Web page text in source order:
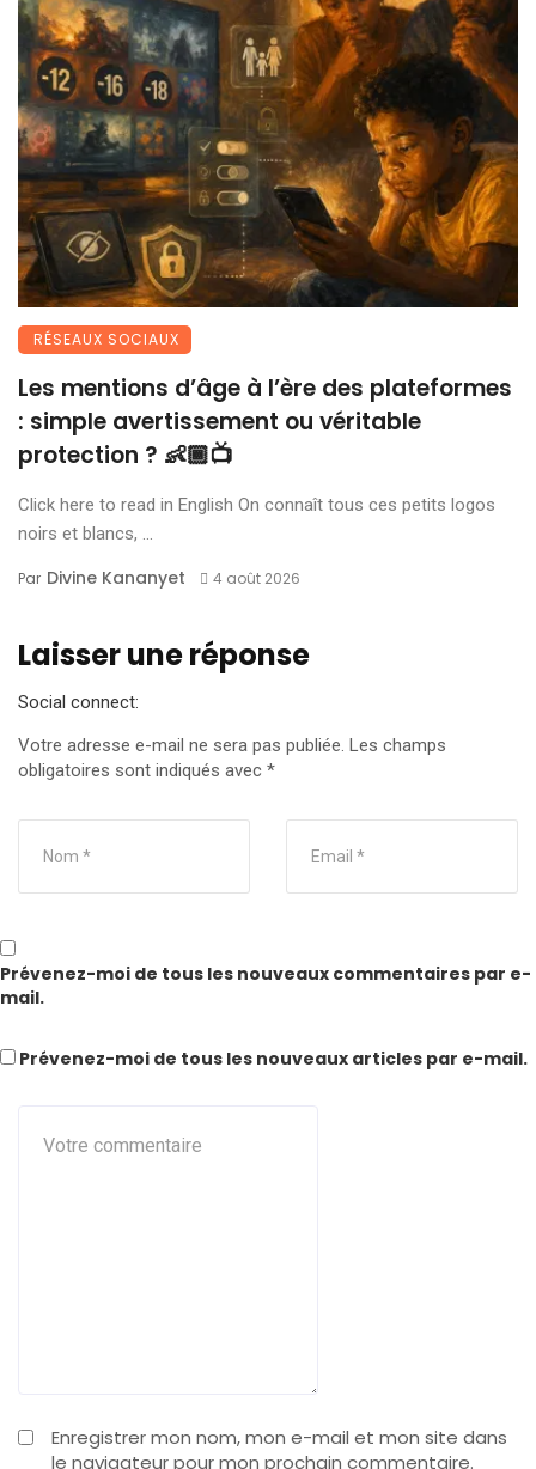
RÉSEAUX SOCIAUX
Les mentions d’âge à l’ère des plateformes
: simple avertissement ou véritable
protection ? 👶🏾📺
Click here to read in English On connaît tous ces petits logos
noirs et blancs, ...
Par Divine Kananyet 4 août 2026
Laisser une réponse
Social connect:
Votre adresse e-mail ne sera pas publiée. Les champs
obligatoires sont indiqués avec *
Enregistrer mon nom, mon e-mail et mon site dans
le navigateur pour mon prochain commentaire.
Prévenez-moi de tous les nouveaux commentaires par e-
mail.
Prévenez-moi de tous les nouveaux articles par e-mail.